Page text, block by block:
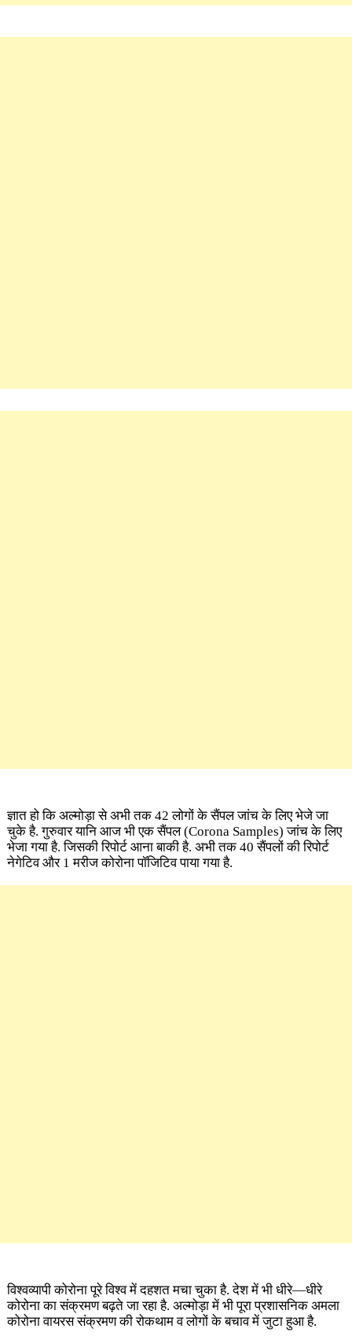
ज्ञात हो कि अल्मोड़ा से अभी तक 42 लोगों के सैंपल जांच के लिए भेजे जा
चुके है. गुरुवार यानि आज भी एक सैंपल(Corona Samples) जांच के लिए
भेजा गया है. जिसकी रिपोर्ट आना बाकी है. अभी तक 40 सैंपलों की रिपोर्ट
नेगेटिव और 1 मरीजकोरोनापॉजिटिव पाया गया है.
विश्वव्यापी कोरोना पूरे विश्व में दहशत मचा चुका है. देश में भी धीरे—धीरे
कोरोना का संक्रमण बढ़ते जा रहा है. अल्मोड़ा में भी पूरा प्रशासनिक अमला
कोरोना वायरस संक्रमण की रोकथाम व लोगों के बचाव में जुटा हुआ है.